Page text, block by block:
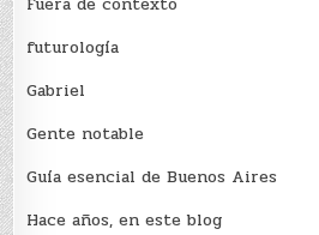
futurología
Gabriel
Gente notable
Guía esencial de Buenos Aires
Hace años, en este blog